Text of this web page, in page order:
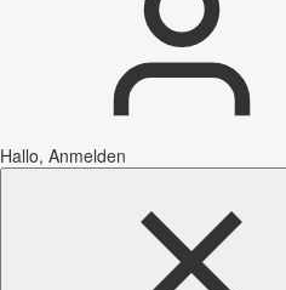
Hallo, Anmelden